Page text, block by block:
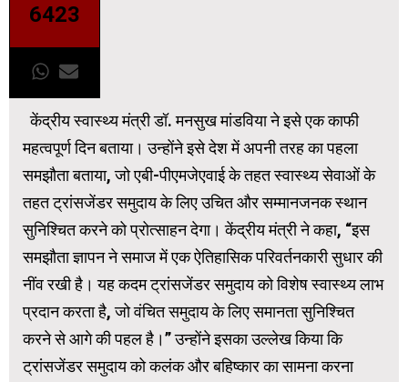
6423
केंद्रीय स्वास्थ्य मंत्री डॉ. मनसुख मांडविया ने इसे एक काफी
महत्वपूर्ण दिन बताया। उन्होंने इसे देश में अपनी तरह का पहला
समझौता बताया, जो एबी-पीएमजेएवाई के तहत स्वास्थ्य सेवाओं के
तहत ट्रांसजेंडर समुदाय के लिए उचित और सम्मानजनक स्थान
सुनिश्चित करने को प्रोत्साहन देगा। केंद्रीय मंत्री ने कहा, “इस
समझौता ज्ञापन ने समाज में एक ऐतिहासिक परिवर्तनकारी सुधार की
नींव रखी है। यह कदम ट्रांसजेंडर समुदाय को विशेष स्वास्थ्य लाभ
प्रदान करता है, जो वंचित समुदाय के लिए समानता सुनिश्चित
करने से आगे की पहल है।” उन्होंने इसका उल्लेख किया कि
ट्रांसजेंडर समुदाय को कलंक और बहिष्कार का सामना करना